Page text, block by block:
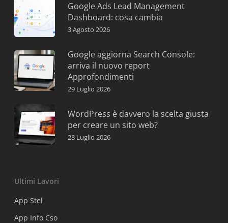
Google Ads Lead Management
Dashboard: cosa cambia
3 Agosto 2026
Google aggiorna Search Console:
arriva il nuovo report
Approfondimenti
29 Luglio 2026
WordPress è davvero la scelta giusta
per creare un sito web?
28 Luglio 2026
Ultimi Lavori
App Stel
App Info Cso